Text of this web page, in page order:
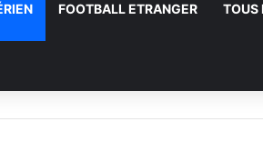
FOOTBALL ETRANGER TOUS